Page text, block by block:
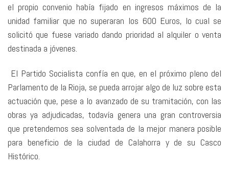
el propio convenio había fijado en ingresos máximos de la
unidad familiar que no superaran los 600 Euros, lo cual se
solicitó que fuese variado dando prioridad al alquiler o venta
destinada a jóvenes.
El Partido Socialista confía en que, en el próximo pleno del
Parlamento de la Rioja, se pueda arrojar algo de luz sobre esta
actuación que, pese a lo avanzado de su tramitación, con las
obras ya adjudicadas, todavía genera una gran controversia
que pretendemos sea solventada de la mejor manera posible
para beneficio de la ciudad de Calahorra y de su Casco
Histórico.